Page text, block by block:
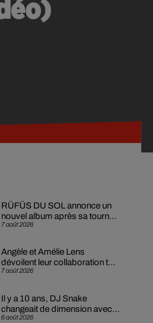
7 août 2026
RÜFÜS DU SOL annonce un
nouvel album après sa tournée
mondiale
7 août 2026
Angèle et Amélie Lens
dévoilent leur collaboration tant
attendue
6 août 2026
Il y a 10 ans, DJ Snake
changeait de dimension avec
son premier...